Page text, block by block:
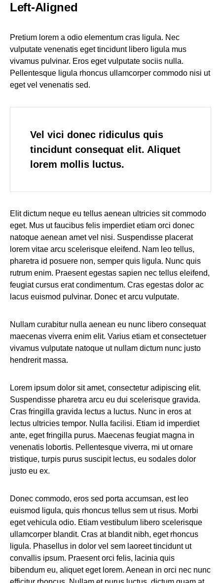
Left-Aligned
Pretium lorem a odio elementum cras ligula. Nec
vulputate venenatis eget tincidunt libero ligula mus
vivamus pulvinar. Eros eget vulputate sociis nulla.
Pellentesque ligula rhoncus ullamcorper commodo nisi ut
eget vel venenatis sed.
Vel vici donec ridiculus quis
tincidunt consequat elit. Aliquet
lorem mollis luctus.
Elit dictum neque eu tellus aenean ultricies sit commodo
eget. Mus ut faucibus felis imperdiet etiam orci donec
natoque aenean amet vel nisi. Suspendisse placerat
lorem vitae arcu scelerisque eleifend. Nam leo tellus,
pharetra id posuere non, semper quis ligula. Nunc quis
rutrum enim. Praesent egestas sapien nec tellus eleifend,
feugiat cursus erat condimentum. Cras egestas dolor ac
lacus euismod pulvinar. Donec et arcu vulputate.
Nullam curabitur nulla aenean eu nunc libero consequat
maecenas viverra enim elit. Varius etiam et consectetuer
vivamus vulputate natoque ut nullam dictum nunc justo
hendrerit massa.
Lorem ipsum dolor sit amet, consectetur adipiscing elit.
Suspendisse pharetra arcu eu dui scelerisque gravida.
Cras fringilla gravida lectus a luctus. Nunc in eros at
lectus ultricies tempor. Nulla facilisi. Etiam id imperdiet
ante, eget fringilla purus. Maecenas feugiat magna in
venenatis lobortis. Pellentesque viverra, mi ut ornare
tristique, turpis purus suscipit lectus, eu sodales dolor
justo eu ex.
Donec commodo, eros sed porta accumsan, est leo
euismod ligula, quis rhoncus tellus sem ut risus. Morbi
eget vehicula odio. Etiam vestibulum libero scelerisque
ullamcorper blandit. Cras at blandit nibh, eget rhoncus
ligula. Phasellus in dolor vel sem laoreet tincidunt ut
convallis ipsum. Praesent orci felis, lacinia quis
bibendum eu, aliquet eget lorem. Aenean in orci nec nunc